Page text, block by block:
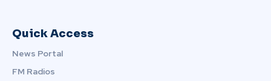
Quick Access
News Portal
FM Radios